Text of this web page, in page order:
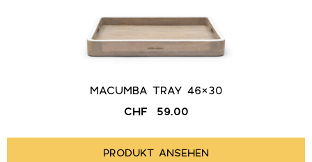
MACUMBA TRAY 46×30
CHF
59.00
PRODUKT ANSEHEN